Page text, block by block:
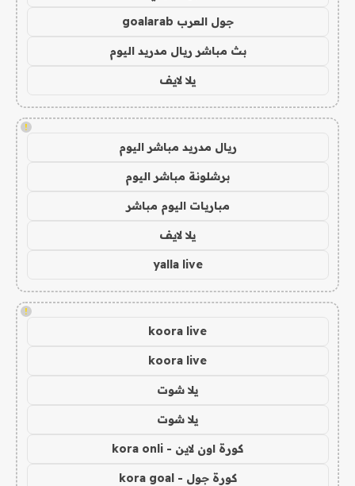
جول العرب goalarab
بث مباشر ريال مدريد اليوم
يلا لايف
!
ريال مدريد مباشر اليوم
برشلونة مباشر اليوم
مباريات اليوم مباشر
يلا لايف
yalla live
!
koora live
koora live
يلا شوت
يلا شوت
كورة اون لاين - kora onli
كورة جول - kora goal